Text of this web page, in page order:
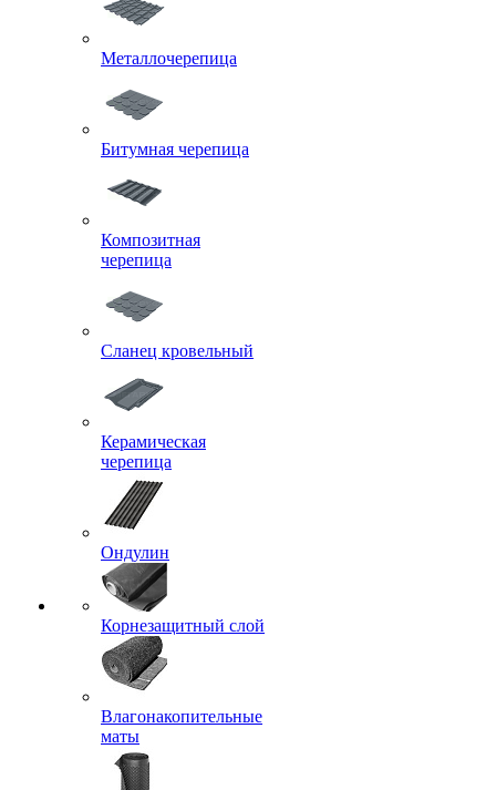
Металлочерепица
Битумная черепица
Композитная
черепица
Сланец кровельный
Керамическая
черепица
Ондулин
Корнезащитный слой
Влагонакопительные
маты